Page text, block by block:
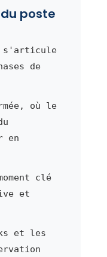
poste
s'articule
de
où le
en
clé
et
et les